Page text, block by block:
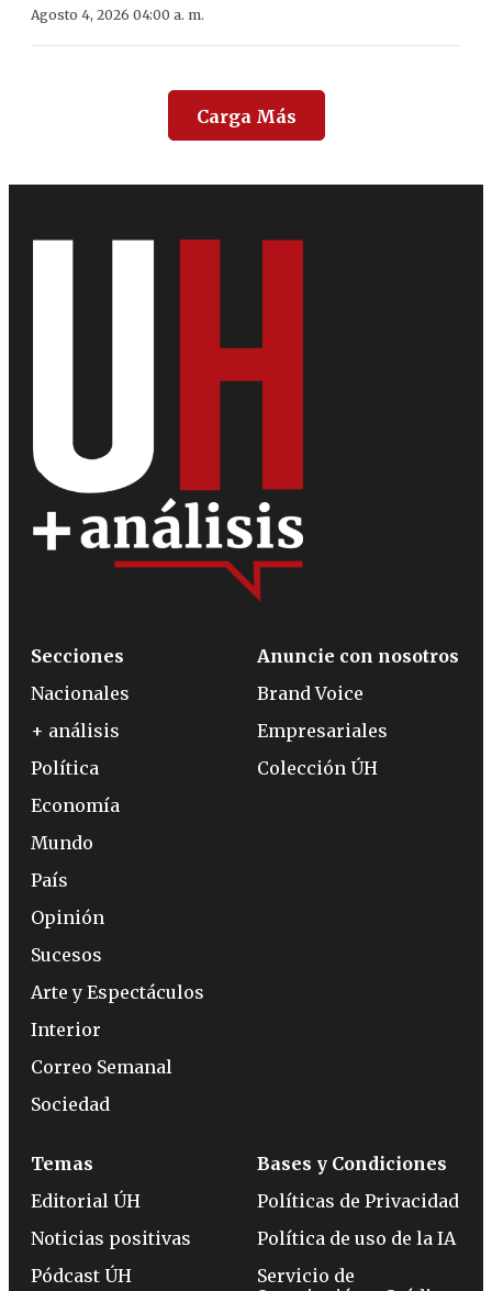
Agosto 4, 2026 04:00 a. m.
Carga Más
Secciones
Nacionales
+ análisis
Política
Economía
Mundo
País
Opinión
Sucesos
Arte y Espectáculos
Interior
Correo Semanal
Sociedad
Anuncie con nosotros
Brand Voice
Empresariales
Colección ÚH
Temas
Editorial ÚH
Noticias positivas
Pódcast ÚH
Bases y Condiciones
Políticas de Privacidad
Política de uso de la IA
Servicio de